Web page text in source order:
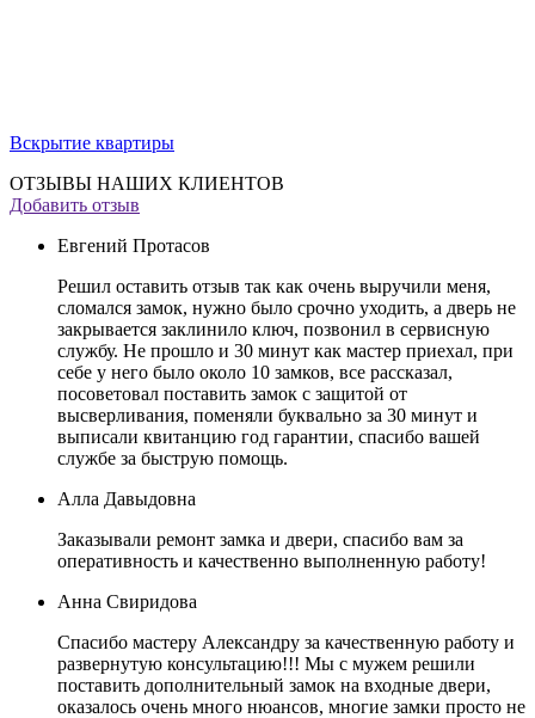
Вскрытие квартиры
ОТЗЫВЫ НАШИХ КЛИЕНТОВ
Добавить отзыв
Евгений Протасов
Решил оставить отзыв так как очень выручили меня,
сломался замок, нужно было срочно уходить, а дверь не
закрывается заклинило ключ, позвонил в сервисную
службу. Не прошло и 30 минут как мастер приехал, при
себе у него было около 10 замков, все рассказал,
посоветовал поставить замок с защитой от
высверливания, поменяли буквально за 30 минут и
выписали квитанцию год гарантии, спасибо вашей
службе за быструю помощь.
Алла Давыдовна
Заказывали ремонт замка и двери, спасибо вам за
оперативность и качественно выполненную работу!
Анна Свиридова
Спасибо мастеру Александру за качественную работу и
развернутую консультацию!!! Мы с мужем решили
поставить дополнительный замок на входные двери,
оказалось очень много нюансов, многие замки просто не